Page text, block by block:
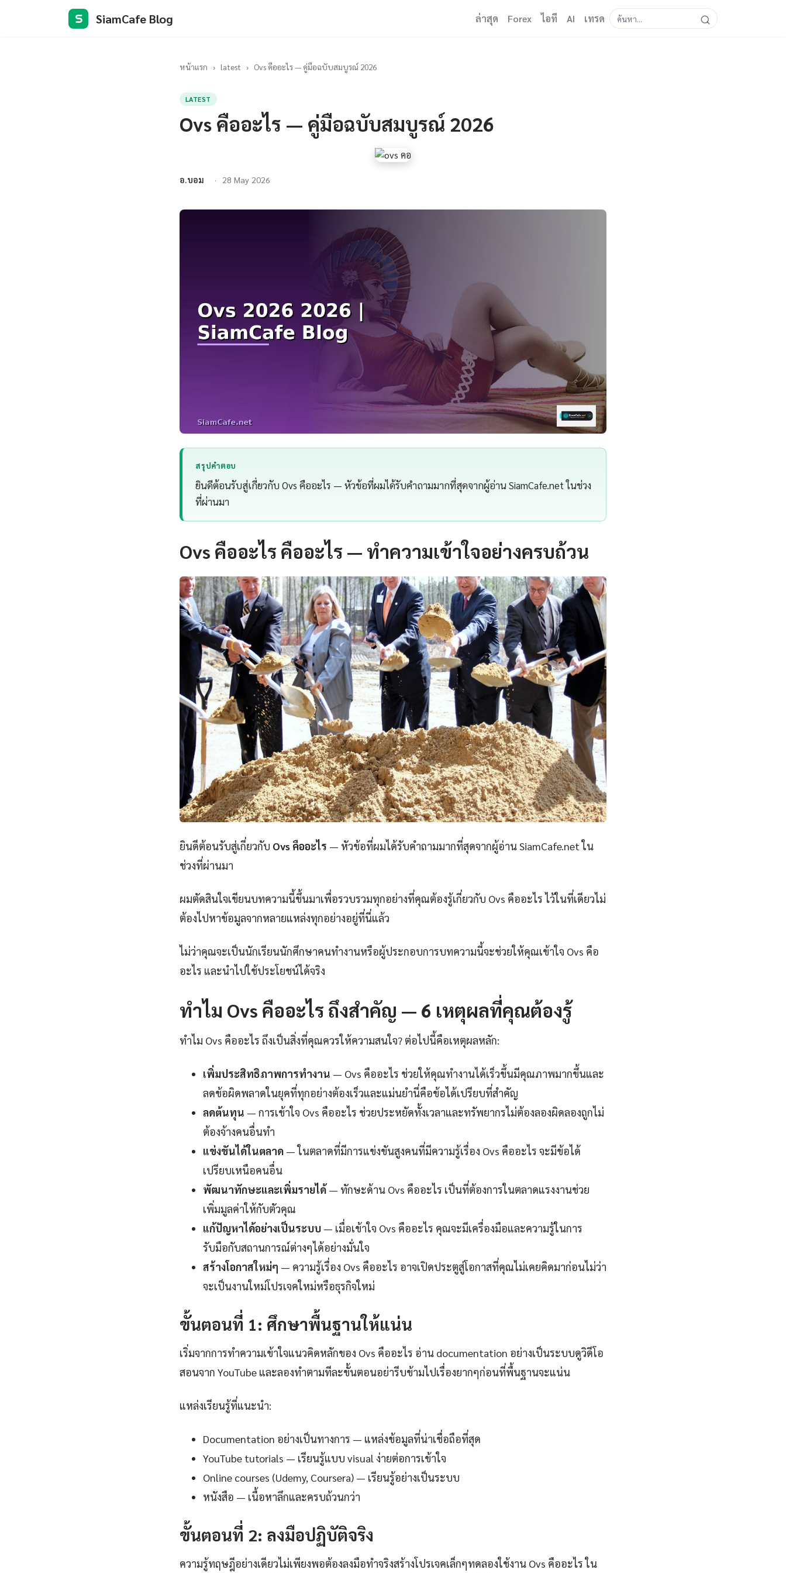
S SiamCafe Blog ล่าสุด Forex ไอที AI เทรด
หน้าแรก › latest › Ovs คืออะไร — คู่มือฉบับสมบูรณ์ 2026
LATEST
Ovs คืออะไร — คู่มือฉบับสมบูรณ์ 2026
อ.บอม 28 May 2026
สรุปคำตอบ
ยินดีต้อนรับสู่เกี่ยวกับ Ovs คืออะไร — หัวข้อที่ผมได้รับคำถามมากที่สุดจากผู้อ่าน SiamCafe.net ในช่วง
ที่ผ่านมา
Ovs คืออะไร คืออะไร — ทำความเข้าใจอย่างครบถ้วน
ยินดีต้อนรับสู่เกี่ยวกับ Ovs คืออะไร — หัวข้อที่ผมได้รับคำถามมากที่สุดจากผู้อ่าน SiamCafe.net ใน
ช่วงที่ผ่านมา
ผมตัดสินใจเขียนบทความนี้ขึ้นมาเพื่อรวบรวมทุกอย่างที่คุณต้องรู้เกี่ยวกับ Ovs คืออะไร ไว้ในที่เดียวไม่
ต้องไปหาข้อมูลจากหลายแหล่งทุกอย่างอยู่ที่นี่แล้ว
ไม่ว่าคุณจะเป็นนักเรียนนักศึกษาคนทำงานหรือผู้ประกอบการบทความนี้จะช่วยให้คุณเข้าใจ Ovs คือ
อะไร และนำไปใช้ประโยชน์ได้จริง
ทำไม Ovs คืออะไร ถึงสำคัญ — 6 เหตุผลที่คุณต้องรู้
ทำไม Ovs คืออะไร ถึงเป็นสิ่งที่คุณควรให้ความสนใจ? ต่อไปนี้คือเหตุผลหลัก:
เพิ่มประสิทธิภาพการทำงาน — Ovs คืออะไร ช่วยให้คุณทำงานได้เร็วขึ้นมีคุณภาพมากขึ้นและ
ลดข้อผิดพลาดในยุคที่ทุกอย่างต้องเร็วและแม่นยำนี่คือข้อได้เปรียบที่สำคัญ
ลดต้นทุน — การเข้าใจ Ovs คืออะไร ช่วยประหยัดทั้งเวลาและทรัพยากรไม่ต้องลองผิดลองถูกไม่
ต้องจ้างคนอื่นทำ
แข่งขันได้ในตลาด — ในตลาดที่มีการแข่งขันสูงคนที่มีความรู้เรื่อง Ovs คืออะไร จะมีข้อได้
เปรียบเหนือคนอื่น
พัฒนาทักษะและเพิ่มรายได้— ทักษะด้าน Ovs คืออะไร เป็นที่ต้องการในตลาดแรงงานช่วย
เพิ่มมูลค่าให้กับตัวคุณ
แก้ปัญหาได้อย่างเป็นระบบ — เมื่อเข้าใจ Ovs คืออะไร คุณจะมีเครื่องมือและความรู้ในการ
รับมือกับสถานการณ์ต่างๆได้อย่างมั่นใจ
สร้างโอกาสใหม่ๆ — ความรู้เรื่อง Ovs คืออะไร อาจเปิดประตูสู่โอกาสที่คุณไม่เคยคิดมาก่อนไม่ว่า
จะเป็นงานใหม่โปรเจคใหม่หรือธุรกิจใหม่
ขั้นตอนที่ 1: ศึกษาพื้นฐานให้แน่น
เริ่มจากการทำความเข้าใจแนวคิดหลักของ Ovs คืออะไร อ่าน documentation อย่างเป็นระบบดูวิดีโอ
สอนจาก YouTube และลองทำตามทีละขั้นตอนอย่ารีบข้ามไปเรื่องยากๆก่อนที่พื้นฐานจะแน่น
แหล่งเรียนรู้ที่แนะนำ:
Documentation อย่างเป็นทางการ — แหล่งข้อมูลที่น่าเชื่อถือที่สุด
YouTube tutorials — เรียนรู้แบบ visual ง่ายต่อการเข้าใจ
Online courses (Udemy, Coursera) — เรียนรู้อย่างเป็นระบบ
หนังสือ — เนื้อหาลึกและครบถ้วนกว่า
ขั้นตอนที่ 2: ลงมือปฏิบัติจริง
ความรู้ทฤษฎีอย่างเดียวไม่เพียงพอต้องลงมือทำจริงสร้างโปรเจคเล็กๆทดลองใช้งาน Ovs คืออะไร ใน